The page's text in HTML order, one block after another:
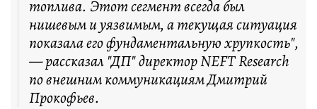
топлива. Этот сегмент всегда был
нишевым и уязвимым, а текущая ситуация
показала его фундаментальную хрупкость",
— рассказал "ДП" директор NEFT Research
по внешним коммуникациям Дмитрий
Прокофьев.